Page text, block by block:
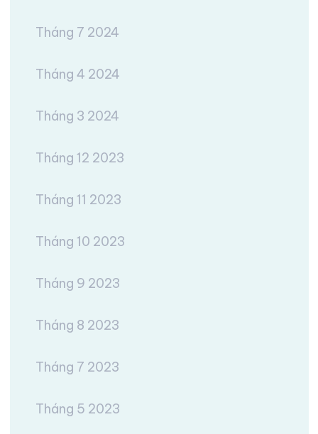
Tháng 7 2024
Tháng 4 2024
Tháng 3 2024
Tháng 12 2023
Tháng 11 2023
Tháng 10 2023
Tháng 9 2023
Tháng 8 2023
Tháng 7 2023
Tháng 5 2023